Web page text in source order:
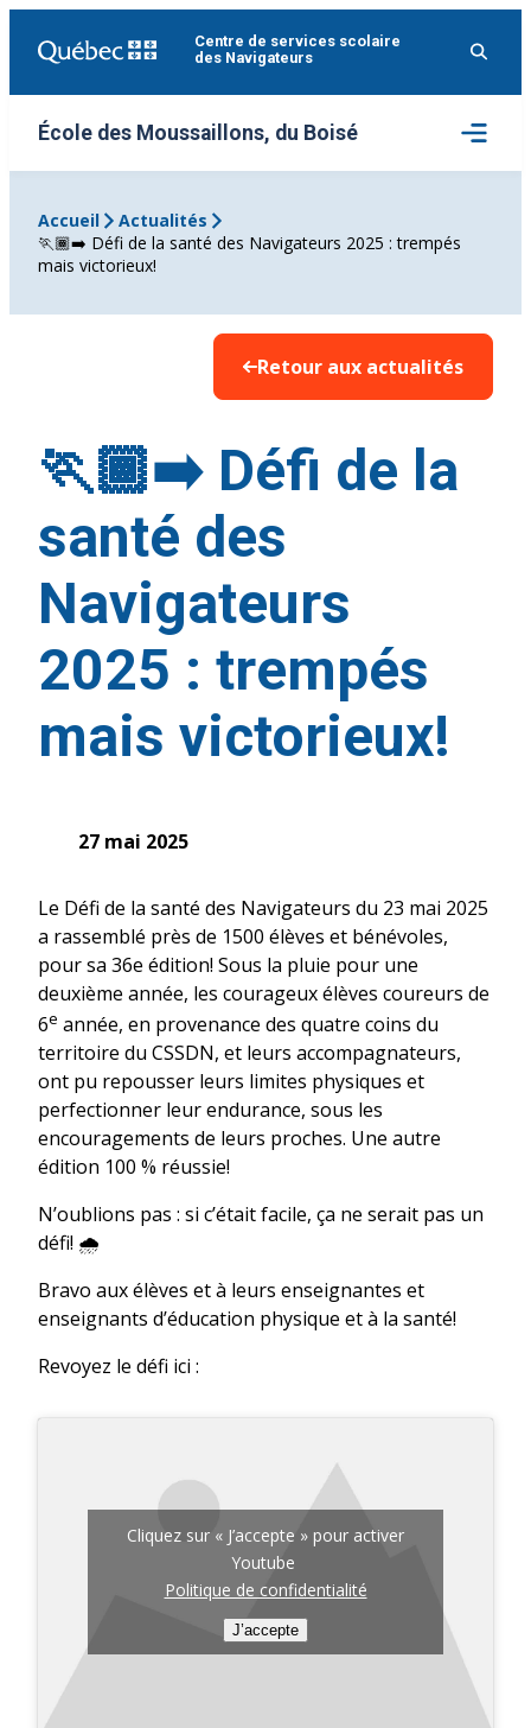
Centre de services scolaire
des Navigateurs
École des Moussaillons, du Boisé
Ouvrir
le
menu
Accueil
Actualités
🏃🏾‍➡️ Défi de la santé des Navigateurs 2025 : trempés
mais victorieux!
Retour aux actualités
🏃🏾‍➡️ Défi de la
santé des
Navigateurs
2025 : trempés
mais victorieux!
27 mai 2025
Le Défi de la santé des Navigateurs du 23 mai 2025
a rassemblé près de 1500 élèves et bénévoles,
pour sa 36e édition! Sous la pluie pour une
deuxième année, les courageux élèves coureurs de
6e année, en provenance des quatre coins du
territoire du CSSDN, et leurs accompagnateurs,
ont pu repousser leurs limites physiques et
perfectionner leur endurance, sous les
encouragements de leurs proches. Une autre
édition 100 % réussie!
N’oublions pas : si c’était facile, ça ne serait pas un
défi! 🌧️
Bravo aux élèves et à leurs enseignantes et
enseignants d’éducation physique et à la santé!
Revoyez le défi ici :
Cliquez sur « J’accepte » pour activer
Youtube
Politique de confidentialité
J’accepte